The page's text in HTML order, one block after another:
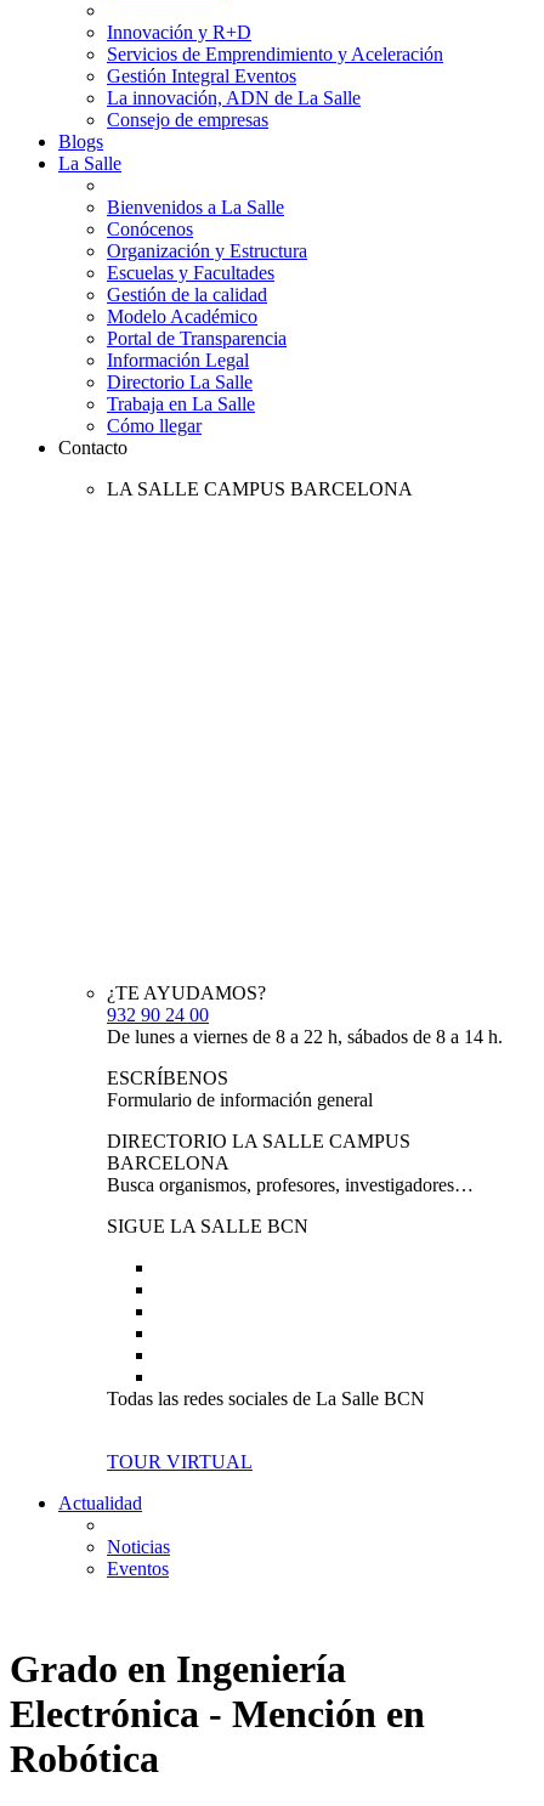
Innovación y R+D
Servicios de Emprendimiento y Aceleración
Gestión Integral Eventos
La innovación, ADN de La Salle
Consejo de empresas
Blogs
La Salle
Bienvenidos a La Salle
Conócenos
Organización y Estructura
Escuelas y Facultades
Gestión de la calidad
Modelo Académico
Portal de Transparencia
Información Legal
Directorio La Salle
Trabaja en La Salle
Cómo llegar
Contacto
LA SALLE CAMPUS BARCELONA
¿TE AYUDAMOS?
932 90 24 00
De lunes a viernes de 8 a 22 h, sábados de 8 a 14 h.
ESCRÍBENOS
Formulario de información general
DIRECTORIO LA SALLE CAMPUS
BARCELONA
Busca organismos, profesores, investigadores…
SIGUE LA SALLE BCN
Todas las redes sociales de La Salle BCN
TOUR VIRTUAL
Actualidad
Noticias
Eventos
Grado en Ingeniería
Electrónica - Mención en
Robótica